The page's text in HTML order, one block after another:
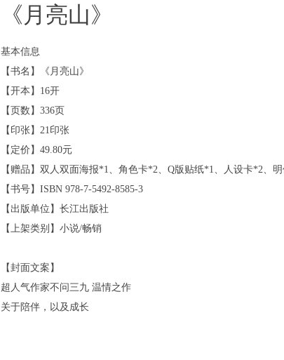
《月亮山》
基本信息
【书名】《月亮山》
【开本】16开
【页数】336页
【印张】21印张
【定价】49.80元
【赠品】双人双面海报*1、角色卡*2、Q版贴纸*1、人设卡*2、
【书号】ISBN 978-7-5492-8585-3
【出版单位】长江出版社
【上架类别】小说/畅销
【封面文案】
超人气作家不问三九 温情之作
关于陪伴，以及成长